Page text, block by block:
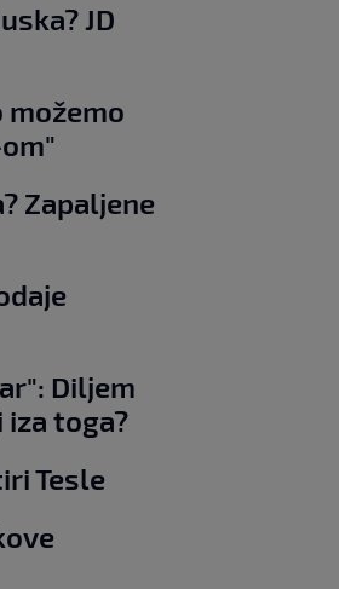
JD
možemo
Zapaljene
Diljem
iza toga?
Tesle